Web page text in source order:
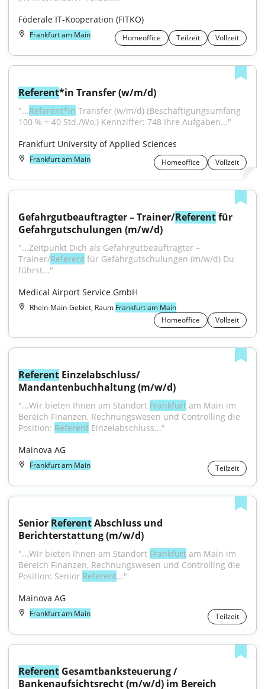
Föderale IT-Kooperation (FITKO)
Frankfurt am Main Homeoffice Teilzeit Vollzeit
Referent*in Transfer (w/m/d)
"...Referent*in Transfer (w/m/d) (Beschäftigungsumfang
100 % = 40 Std./Wo.) Kennziffer: 748 Ihre Aufgaben..."
Frankfurt University of Applied Sciences
Frankfurt am Main Homeoffice Vollzeit
Gefahrgutbeauftragter – Trainer/Referent für
Gefahrgutschulungen (m/w/d)
"...Zeitpunkt Dich als Gefahrgutbeauftragter –
Trainer/Referent für Gefahrgutschulungen (m/w/d) Du
führst..."
Medical Airport Service GmbH
Rhein-Main-Gebiet, Raum Frankfurt am Main
Homeoffice
Vollzeit
Referent Einzelabschluss/
Mandantenbuchhaltung (m/w/d)
"...Wir bieten Ihnen am Standort Frankfurt am Main im
Bereich Finanzen, Rechnungswesen und Controlling die
Position: Referent Einzelabschluss..."
Mainova AG
Frankfurt am Main Teilzeit
Senior Referent Abschluss und
Berichterstattung (m/w/d)
"...Wir bieten Ihnen am Standort Frankfurt am Main im
Bereich Finanzen, Rechnungswesen und Controlling die
Position: Senior Referent..."
Mainova AG
Frankfurt am Main Teilzeit
Referent Gesamtbanksteuerung /
Bankenaufsichtsrecht (m/w/d) im Bereich